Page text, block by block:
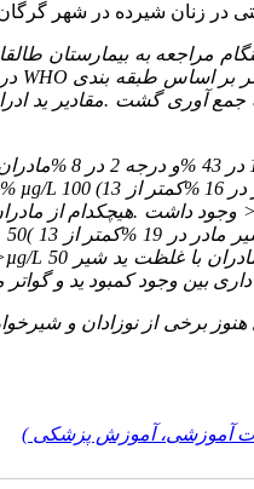
در زنان شیرده در شهر
شیرده در مدت دو ماه (فروردین تا خرداد 1382 (به
WHO
ه ها :میانگین و انحراف
µg/L 100 (13 %بین
50( 13 %بین
µg/L
بین وجود کمبود ید و گواتر
برخی از نوزادان و
آموزشی، آموزش پزشکی )